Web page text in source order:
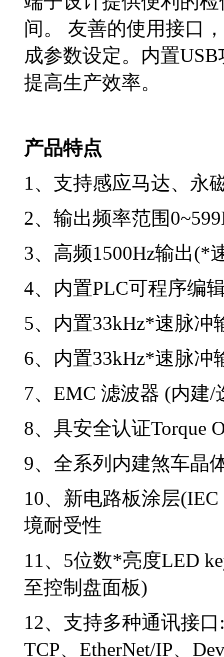
间。 友善的使用接口
成参数设定。内置
提高生产效率。
产品特点
1、支持感应马达、永
2、输出频率范围
3、高频1500Hz输出(*
4、内置PLC可程序编
5、内置33kHz*速脉冲
6、内置33kHz*速脉冲
7、EMC 滤波器 (内建/
8、具安全认证Torque
9、全系列内建煞车晶
10、新电路板涂层(IEC
境耐受性
11、5位数*亮度LED
至控制盘面板)
12、支持多种通讯接口
TCP、EtherNet/IP、